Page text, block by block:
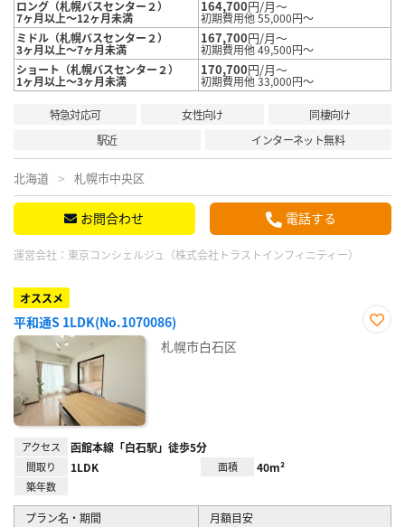
ロング（札幌バスセンター２）
7ヶ月以上～12ヶ月未満
164,700円/月～
初期費用他 55,000円～
ミドル（札幌バスセンター２）
3ヶ月以上～7ヶ月未満
167,700円/月～
初期費用他 49,500円～
ショート（札幌バスセンター２）
1ヶ月以上～3ヶ月未満
170,700円/月～
初期費用他 33,000円～
特急対応可 女性向け
同棲向け
駅近
インターネット無料
北海道 札幌市中央区
お問合わせ 電話する
運営会社： 東京コンシェルジュ（株式会社トラストインフィニティー）
オススメ
平和通S 1LDK(No.1070086)
札幌市白石区
アクセス 函館本線「白石駅」徒歩5分
間取り 1LDK 面積 40m²
築年数
プラン名・期間
月額目安